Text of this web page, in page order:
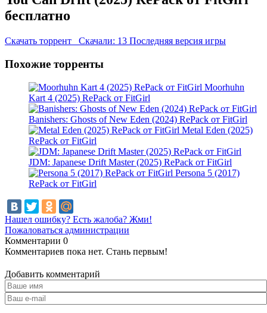
бесплатно
Скачать торрент Скачали: 13 Последняя версия игры
Похожие торренты
Moorhuhn
Kart 4 (2025) RePack от FitGirl
Banishers: Ghosts of New Eden (2024) RePack от FitGirl
Metal Eden (2025)
RePack от FitGirl
JDM: Japanese Drift Master (2025) RePack от FitGirl
Persona 5 (2017)
RePack от FitGirl
Нашел ошибку? Есть жалоба? Жми!
Пожаловаться администрации
Комментарии 0
Комментариев пока нет. Стань первым!
Добавить комментарий